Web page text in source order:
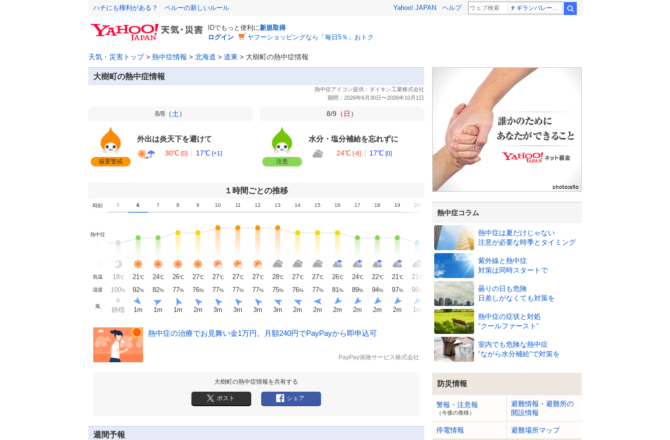
ハチにも権利がある？ ペルーの新しいルール Yahoo! JAPAN ヘルプ
IDでもっと便利に新規取得
ログイン
ヤフーショッピングなら「毎日5％」おトク
天気・災害トップ> 熱中症情報 > 北海道 > 道東 > 大樹町の熱中症情報
大樹町の熱中症情報
8/8（土）
厳重警戒
外出は炎天下を避けて
30℃ [0] 17℃ [+1]
8/9（ 日 ）
注意
水分・塩分補給を忘れずに
24℃ [-6] 17℃ [0]
１時間ごとの推移
時刻
4 5 6 7 8 9 10 11 12 13 14 15 16 17 18 19 20
(日)
熱中症
気温
17℃ 18℃ 21℃ 24℃ 26℃ 27℃ 27℃ 27℃ 27℃ 28℃ 27℃ 27℃ 26℃ 24℃ 22℃ 21℃ 21 ℃ 20℃ 20℃ 19
湿度
100% 100% 92% 82% 77% 76% 77% 77% 77% 75% 76% 77% 81% 89% 94% 97% 96% 98 96% 96% 97%
風
1m 静穏 1m 1m 1m 2m 3m 3m 3m 3m 2m 2m 2m 2m 2m 2m 1 m 2m 2m 2
熱中症の治療でお見舞い金1万円。月額240円でPayPayから即申込可
PayPay保険サービス株式会社
大樹町の熱中症情報を共有する
ポスト シェア
週間予報
熱中症コラム
熱中症は夏だけじゃない
注意が必要な時季とタイミング
紫外線と熱中症
対策は同時スタートで
曇りの日も危険
日差しがなくても対策を
熱中症の症状と対処
”クールファースト”
室内でも危険な熱中症
”ながら水分補給”で対策を
防災情報
警報・注意報
（今後の推移）
避難情報・避難所の
開設情報
停電情報
避難場所マップ